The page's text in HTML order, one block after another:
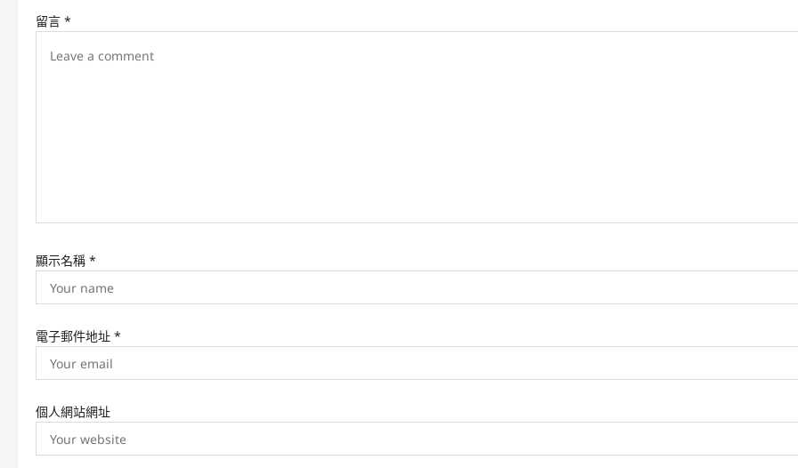
i留言 *
顯示名稱 *
電子郵件地址 *
個人網站網址